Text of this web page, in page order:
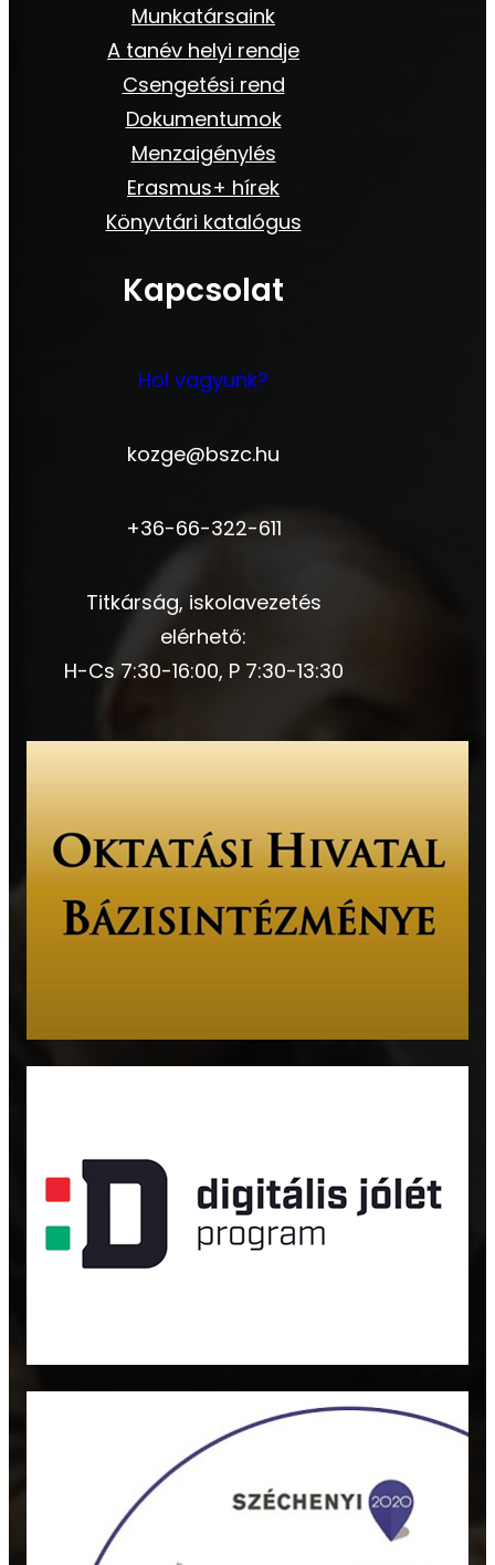
Munkatársaink
A tanév helyi rendje
Csengetési rend
Dokumentumok
Menzaigénylés
Erasmus+ hírek
Könyvtári katalógus
Kapcsolat
Hol vagyunk?
kozge@bszc.hu
+36-66-322-611
Titkárság, iskolavezetés
elérhető:
H-Cs 7:30-16:00, P 7:30-13:30